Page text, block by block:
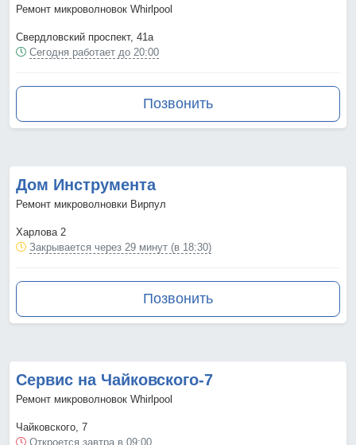
Ремонт микроволновок Whirlpool
Свердловский проспект, 41а
Сегодня работает до 20:00
Позвонить
Дом Инструмента
Ремонт микроволновки Вирпул
Харлова 2
Закрывается через 29 минут (в 18:30)
Позвонить
Сервис на Чайковского-7
Ремонт микроволновок Whirlpool
Чайковского, 7
Откроется завтра в 09:00